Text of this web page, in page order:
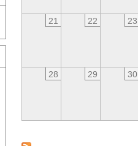
21 22 23
28 29 30